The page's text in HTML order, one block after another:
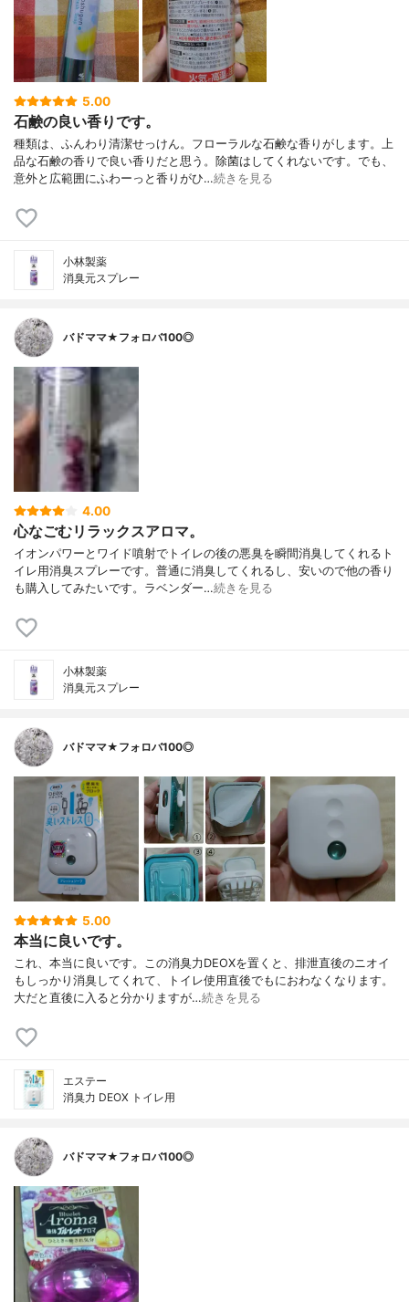
5.00
石鹸の良い香りです。
種類は、ふんわり清潔せっけん。フローラルな石鹸な香りがします。上
品な石鹸の香りで良い香りだと思う。除菌はしてくれないです。でも、
意外と広範囲にふわーっと香りがひ…続きを見る
小林製薬
消臭元スプレー
バドママ★フォロバ100◎
4.00
心なごむリラックスアロマ。
イオンパワーとワイド噴射でトイレの後の悪臭を瞬間消臭してくれるト
イレ用消臭スプレーです。普通に消臭してくれるし、安いので他の香り
も購入してみたいです。ラベンダー…続きを見る
小林製薬
消臭元スプレー
バドママ★フォロバ100◎
5.00
本当に良いです。
これ、本当に良いです。この消臭力DEOXを置くと、排泄直後のニオイ
もしっかり消臭してくれて、トイレ使用直後でもにおわなくなります。
大だと直後に入ると分かりますが…続きを見る
エステー
消臭力 DEOX トイレ用
バドママ★フォロバ100◎